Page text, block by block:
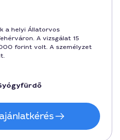
a helyi Állatorvos
A vizsgálat 15
forint volt. A személyzet